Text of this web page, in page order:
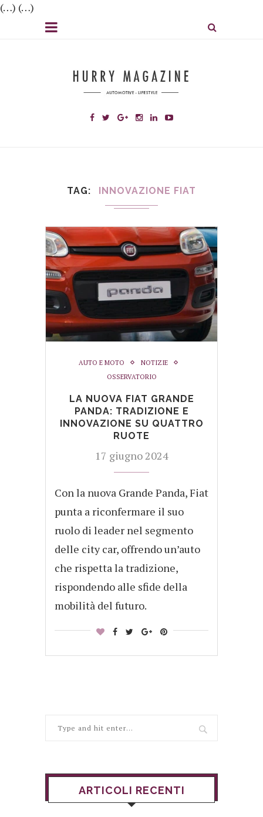
(…) (…)
TAG INNOVAZIONE FIAT
AUTO E MOTO
NOTIZIE
OSSERVATORIO
LA NUOVA FIAT GRANDE
PANDA: TRADIZIONE E
INNOVAZIONE SU QUATTRO
RUOTE
17 giugno 2024
Con la nuova Grande Panda, Fiat
punta a riconfermare il suo
ruolo di leader nel segmento
delle city car, offrendo un’auto
che rispetta la tradizione,
rispondendo alle sfide della
mobilità del futuro.
ARTICOLI RECENTI